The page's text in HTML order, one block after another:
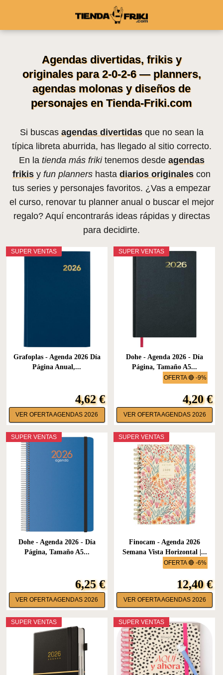
Agendas divertidas, frikis y
originales para 2-0-2-6 — planners,
agendas molonas y diseños de
personajes en Tienda-Friki.com
Si buscas agendas divertidasque no sean la
típica libreta aburrida, has llegado al sitio correcto.
En la tienda más frikitenemos desde agendas
frikis y fun planners hasta diarios originales con
tus series y personajes favoritos. ¿Vas a empezar
el curso, renovar tu planner anual o buscar el mejor
regalo? Aquí encontrarás ideas rápidas y directas
para decidirte.
SUPER VENTAS
Grafoplas - Agenda 2026 Día
Página Anual,...
4,62 €
VER OFERTA AGENDAS 2026
OFERTA 🔴 -9%
SUPER VENTAS
Dohe - Agenda 2026 - Día
Página, Tamaño A5...
4,20 €
VER OFERTA AGENDAS 2026
SUPER VENTAS
Dohe - Agenda 2026 - Día
Página, Tamaño A5...
6,25 €
VER OFERTA AGENDAS 2026
OFERTA 🔴 -6%
SUPER VENTAS
Finocam - Agenda 2026
Semana Vista Horizontal |...
12,40 €
VER OFERTA AGENDAS 2026
SUPER VENTAS SUPER VENTAS